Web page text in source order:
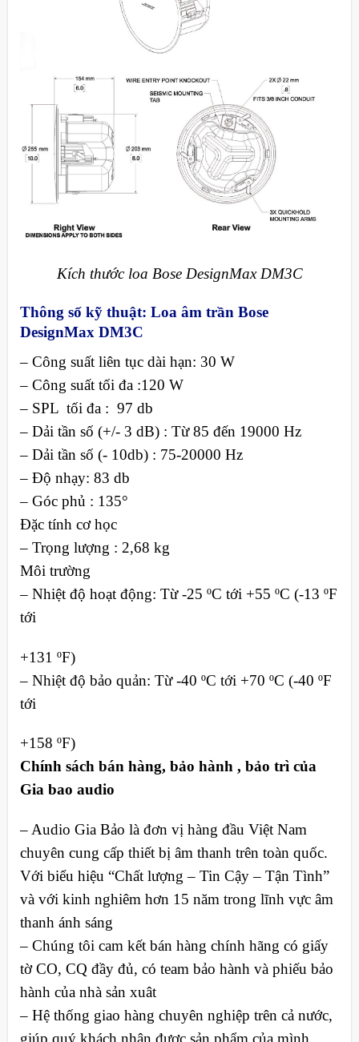
Kích thước loa Bose DesignMax DM3C
Thông số kỹ thuật: Loa âm trần Bose
DesignMax DM3C
– Công suất liên tục dài hạn: 30 W
– Công suất tối đa :120 W
– SPL tối đa : 97 db
– Dải tần số (+/- 3 dB) : Từ 85 đến 19000 Hz
– Dải tần số (- 10db) : 75-20000 Hz
– Độ nhạy: 83 db
– Góc phủ : 135°
Đặc tính cơ học
– Trọng lượng : 2,68 kg
Môi trường
– Nhiệt độ hoạt động: Từ -25 ºC tới +55 ºC (-13 ºF
tới
+131 ºF)
– Nhiệt độ bảo quản: Từ -40 ºC tới +70 ºC (-40 ºF
tới
+158 ºF)
Chính sách bán hàng, bảo hành , bảo trì của
Gia bao audio
– Audio Gia Bảo là đơn vị hàng đầu Việt Nam
chuyên cung cấp thiết bị âm thanh trên toàn quốc.
Với biểu hiệu “Chất lượng – Tin Cậy – Tận Tình”
và với kinh nghiêm hơn 15 năm trong lĩnh vực âm
thanh ánh sáng
– Chúng tôi cam kết bán hàng chính hãng có giấy
tờ CO, CQ đầy đủ, có team bảo hành và phiếu bảo
hành của nhà sản xuât
– Hệ thống giao hàng chuyên nghiệp trên cả nước,
giúp quý khách nhận được sản phẩm của mình